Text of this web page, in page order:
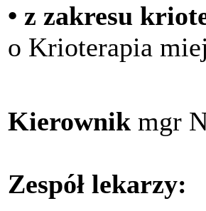
• z zakresu
o Krioterapia
Kierownik mgr
Zespół lekarzy: